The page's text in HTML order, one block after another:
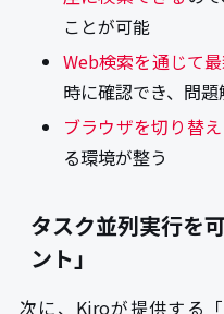
ことが可能
Web検索を通じて
時に確認でき、問
ブラウザを切り替
る環境が整う
タスク並列実行を
ント」
次に、Kiroが提供する